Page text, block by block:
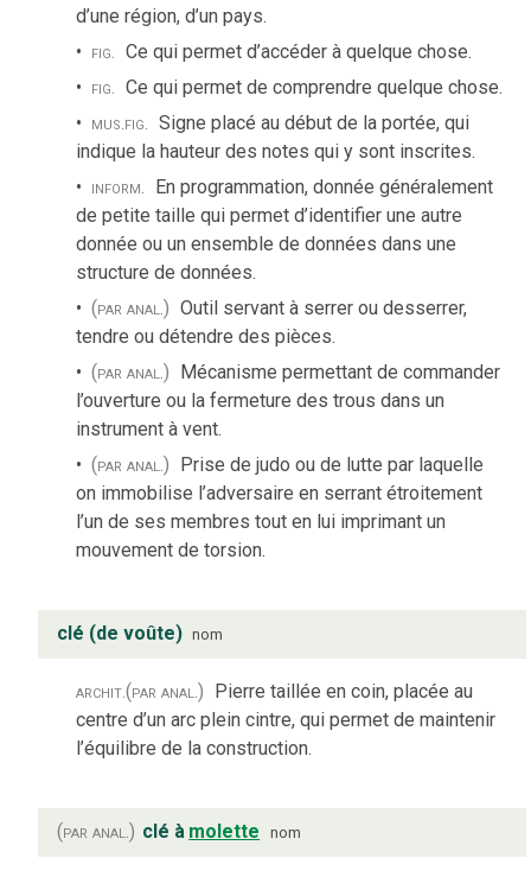
d’une région, d’un pays.
fig. Ce qui permet d’accéder à quelque chose.
fig. Ce qui permet de comprendre quelque chose.
mus.fig. Signe placé au début de la portée, qui
indique la hauteur des notes qui y sont inscrites.
inform. En programmation, donnée généralement
de petite taille qui permet d’identifier une autre
donnée ou un ensemble de données dans une
structure de données.
(par anal.) Outil servant à serrer ou desserrer,
tendre ou détendre des pièces.
(par anal.) Mécanisme permettant de commander
l’ouverture ou la fermeture des trous dans un
instrument à vent.
(par anal.) Prise de judo ou de lutte par laquelle
on immobilise l’adversaire en serrant étroitement
l’un de ses membres tout en lui imprimant un
mouvement de torsion.
clé (de voûte) nom
archit.(par anal.) Pierre taillée en coin, placée au
centre d’un arc plein cintre, qui permet de maintenir
l’équilibre de la construction.
(par anal.) clé à molette nom